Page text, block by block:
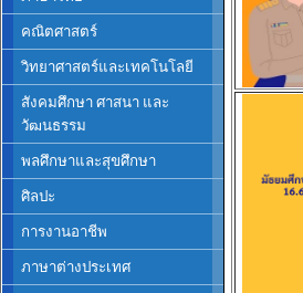
คณิตศาสตร์
วิทยาศาสตร์และเทคโนโลยี
สังคมศึกษา ศาสนา และ
วัฒนธรรม
พลศึกษาและสุขศึกษา
ศิลปะ
การงานอาชีพ
ภาษาต่างประเทศ